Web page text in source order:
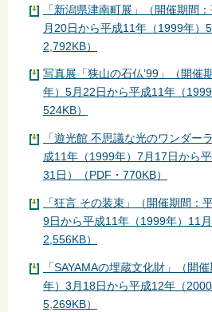
「新潟県津南町展」（開催期間
月20日から平成11年（1999年）
2,792KB）
写真展「狭山の石仏’99」（開催
年）5月22日から平成11年（
524KB）
「遊光館 不思議な光のワンダー
成11年（1999年）7月17日から
31日）（PDF・770KB）
「狂言 その装束」（開催期間：
9日から平成11年（1999年）11
2,556KB）
「SAYAMAの埋蔵文化財」（開
年）3月18日から平成12年（
5,269KB）